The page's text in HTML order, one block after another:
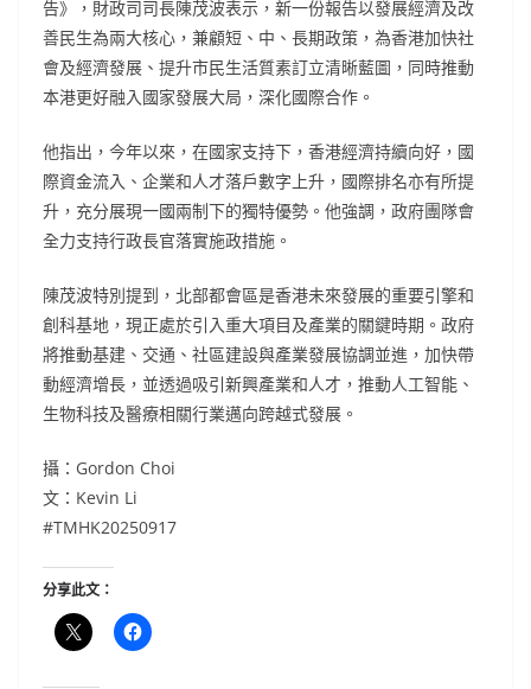
告》，財政司司長陳茂波表示，新一份報告以發展經濟及改
善民生為兩大核心，兼顧短、中、長期政策，為香港加快社
會及經濟發展、提升市民生活質素訂立清晰藍圖，同時推動
本港更好融入國家發展大局，深化國際合作。
他指出，今年以來，在國家支持下，香港經濟持續向好，國
際資金流入、企業和人才落戶數字上升，國際排名亦有所提
升，充分展現一國兩制下的獨特優勢。他強調，政府團隊會
全力支持行政長官落實施政措施。
陳茂波特別提到，北部都會區是香港未來發展的重要引擎和
創科基地，現正處於引入重大項目及產業的關鍵時期。政府
將推動基建、交通、社區建設與產業發展協調並進，加快帶
動經濟增長，並透過吸引新興產業和人才，推動人工智能、
生物科技及醫療相關行業邁向跨越式發展。
攝：Gordon Choi
文：Kevin Li
#TMHK20250917
分享此文：